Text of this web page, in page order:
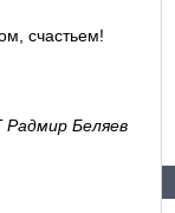
счастьем!
Радмир Беляев